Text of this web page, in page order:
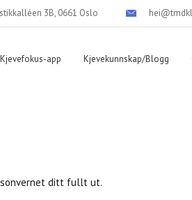
3B, 0661 Oslo
Kjevefokus-app Kjevekunnskap/Blogg
ditt fullt ut.